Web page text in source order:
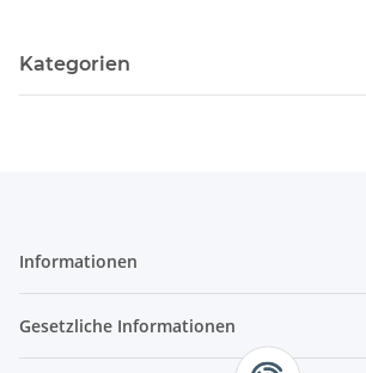
Kategorien
Informationen
Gesetzliche Informationen